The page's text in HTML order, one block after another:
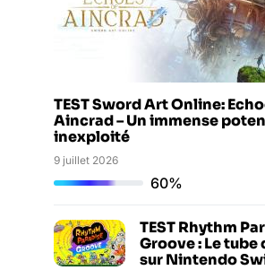
TEST Sword Art Online:
Aincrad – Un immense
inexploité
9 juillet 2026
60%
TEST Rhythm
Groove : Le tube
sur Nintendo